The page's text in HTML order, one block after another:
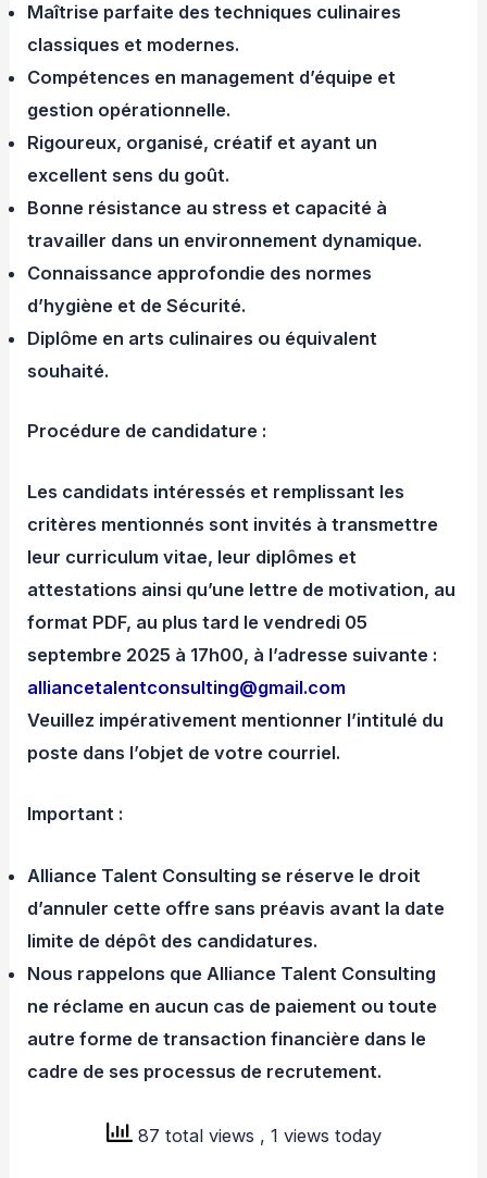
Maîtrise parfaite des techniques culinaires
classiques et modernes.
Compétences en management d’équipe et
gestion opérationnelle.
Rigoureux, organisé, créatif et ayant un
excellent sens du goût.
Bonne résistance au stress et capacité à
travailler dans un environnement dynamique.
Connaissance approfondie des normes
d’hygiène et de Sécurité.
Diplôme en arts culinaires ou équivalent
souhaité.
Procédure de candidature :
Les candidats intéressés et remplissant les
critères mentionnés sont invités à transmettre
leur curriculum vitae, leur diplômes et
attestations ainsi qu’une lettre de motivation, au
format PDF, au plus tard le vendredi 05
septembre 2025 à 17h00, à l’adresse suivante :
alliancetalentconsulting@gmail.com
Veuillez impérativement mentionner l’intitulé du
poste dans l’objet de votre courriel.
Important :
Alliance Talent Consulting se réserve le droit
d’annuler cette offre sans préavis avant la date
limite de dépôt des candidatures.
Nous rappelons que Alliance Talent Consulting
ne réclame en aucun cas de paiement ou toute
autre forme de transaction financière dans le
cadre de ses processus de recrutement.
87 total views , 1 views today